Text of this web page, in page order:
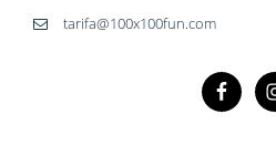
tarifa@100x100fun.com